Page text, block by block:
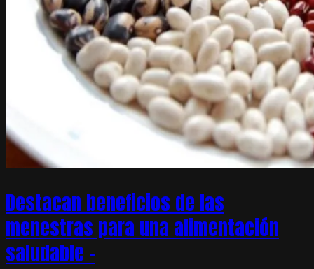
Destacan beneficios de las
menestras para una alimentación
saludable –